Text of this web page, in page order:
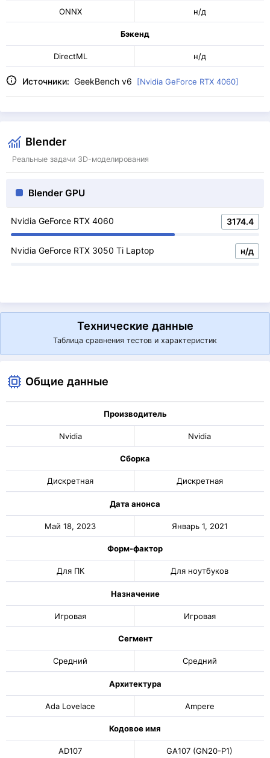
ONNX н/д
Бэкенд
DirectML н/д
Источники: GeekBench v6 [Nvidia GeForce RTX 4060]
Blender
Реальные задачи 3D-моделирования
Blender GPU
Nvidia GeForce RTX 4060 3174.4
Nvidia GeForce RTX 3050 Ti Laptop н/д
Технические данные
Таблица сравнения тестов и характеристик
Общие данные
Производитель
Nvidia Nvidia
Сборка
Дискретная Дискретная
Дата анонса
Май 18, 2023 Январь 1, 2021
Форм-фактор
Для ПК Для ноутбуков
Назначение
Игровая Игровая
Сегмент
Средний Средний
Архитектура
Ada Lovelace Ampere
Кодовое имя
AD107 GA107 (GN20-P1)